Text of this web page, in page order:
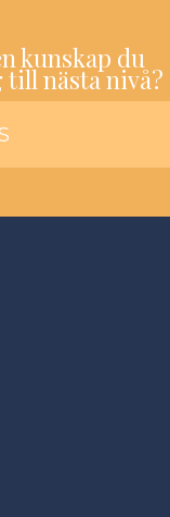
kunskap du
nästa nivå?